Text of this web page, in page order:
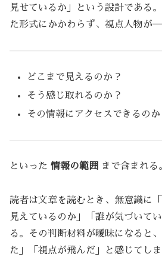
見せているか」という設計である
た形式にかかわらず、視点人物
どこまで見えるのか？
そう感じ取れるのか？
その情報にアクセスできるのか
といった 情報の範囲 まで含まれる
読者は文章を読むとき、無意識に
見えているのか」「誰が気づいて
る。その判断材料が曖昧になると
た」「視点が飛んだ」と感じてしま